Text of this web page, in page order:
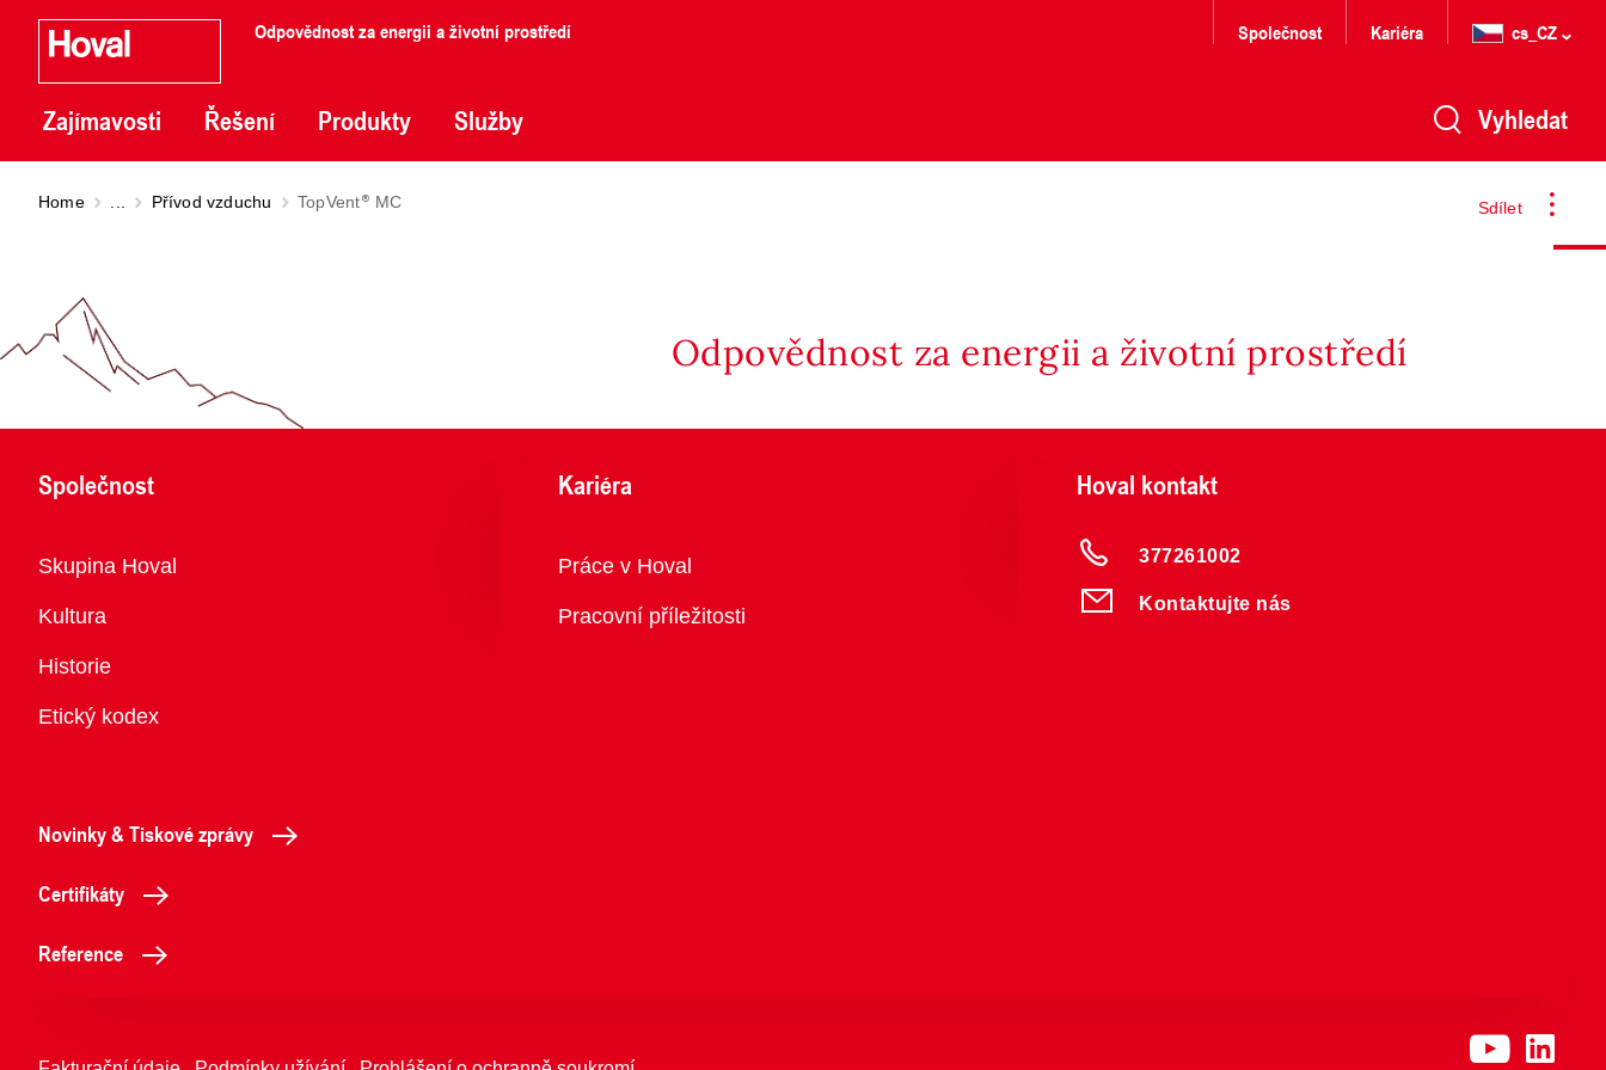
Odpovědnost za energii a životní prostředí
Zajímavosti Řešení Produkty Služby
Společnost Kariéra cs_CZ
Vyhledat
Sdílet
Home Přívod vzduchu TopVent MC
Odpovědnost za energii a životní prostředí
Společnost
Přehled
Skupina Hoval
Kultura
Historie
Etický kodex
Kariéra
Přehled
Práce v Hoval
Pracovní příležitosti
Hoval kontakt
377261002
Kontaktujte nás
Novinky & Tiskové zprávy
Certifikáty
Reference